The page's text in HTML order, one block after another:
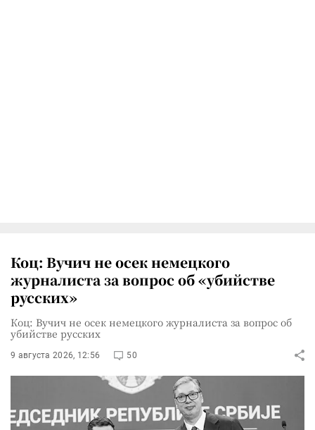
Коц: Вучич не осек немецкого
журналиста за вопрос об «убийстве
русских»
Коц: Вучич не осек немецкого журналиста за вопрос об
убийстве русских
9 августа 2026, 12:56 50